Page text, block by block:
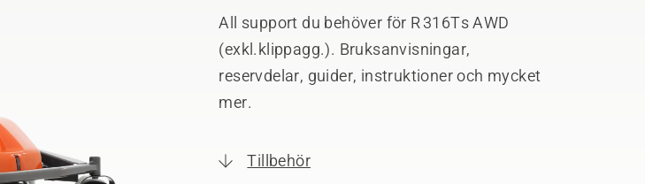
All support du behöver för R 316Ts AWD
(exkl.klippagg.). Bruksanvisningar,
reservdelar, guider, instruktioner och mycket
mer.
Tillbehör